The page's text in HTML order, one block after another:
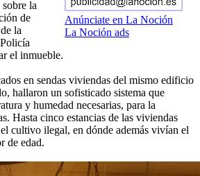
Anúnciate en La Noción
La Noción ads
la
de
la
el inmueble.
en sendas viviendas del mismo edificio
hallaron un sofisticado sistema que
y humedad necesarias, para la
Hasta cinco estancias de las viviendas
cultivo ilegal, en dónde además vivían el
de edad.